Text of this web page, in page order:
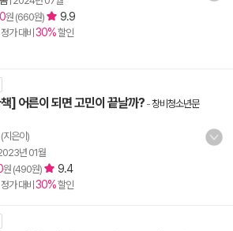
원 (660원) 9.9
가 대비 30%할인
] 어른이 되면 고민이 끝날까? -창비청소년문
(지은이)
년 01월
원 (490원) 9.4
가 대비 30%할인